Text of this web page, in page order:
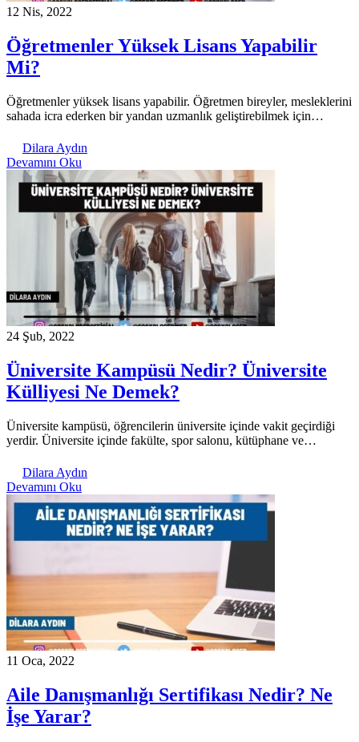
12 Nis, 2022
Öğretmenler Yüksek Lisans Yapabilir
Mi?
Öğretmenler yüksek lisans yapabilir. Öğretmen bireyler, mesleklerini
sahada icra ederken bir yandan uzmanlık geliştirebilmek için…
Dilara Aydın
Devamını Oku
24 Şub, 2022
Üniversite Kampüsü Nedir? Üniversite
Külliyesi Ne Demek?
Üniversite kampüsü, öğrencilerin üniversite içinde vakit geçirdiği
yerdir. Üniversite içinde fakülte, spor salonu, kütüphane ve…
Dilara Aydın
Devamını Oku
11 Oca, 2022
Aile Danışmanlığı Sertifikası Nedir? Ne
İşe Yarar?